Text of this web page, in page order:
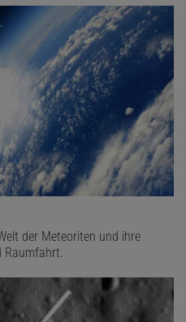
der Meteoriten und ihre
Raumfahrt.